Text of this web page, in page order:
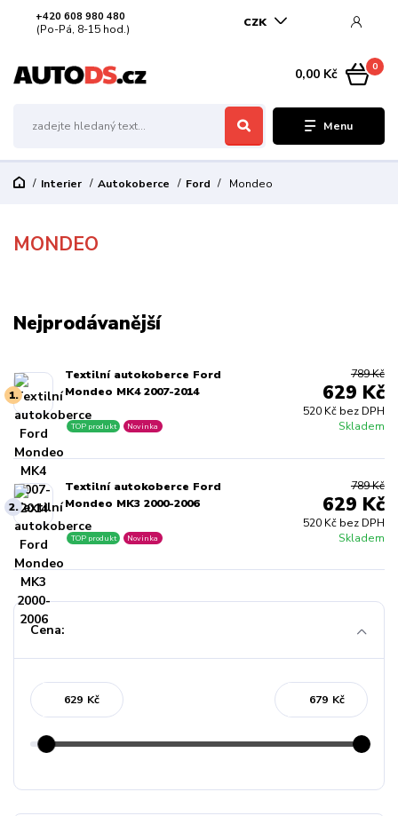
Menu
CZK
+420 608 980 480
(Po-Pá, 8-15 hod.)
0
0,00 Kč
Interier Autokoberce Ford Mondeo
MONDEO
Nejprodávanější
1.
Textilní autokoberce Ford
Mondeo MK4 2007-2014
Skladem
TOP produkt Novinka
789 Kč
629 Kč
520 Kč bez DPH
2.
Textilní autokoberce Ford
Mondeo MK3 2000-2006
Skladem
TOP produkt Novinka
789 Kč
629 Kč
520 Kč bez DPH
Cena:
Kč Kč